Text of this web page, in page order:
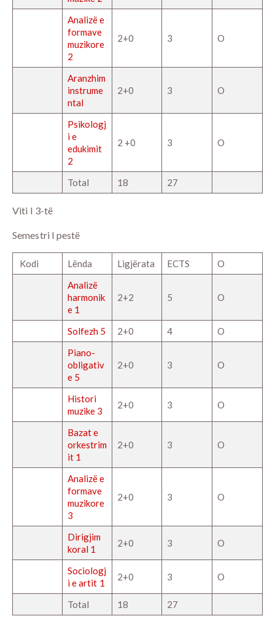
Analizë e
formave
muzikore
2
2+0 3 O
Aranzhim
instrume
ntal
2+0 3 O
Psikologj
i e
edukimit
2
2 +0 3 O
Total 18 27
Viti I 3-të
Semestri I pestë
Kodi Lënda Ligjërata ECTS
O
Analizë
harmonik
e 1
2+2 5 O
Solfezh 5 2+0 4
O
Piano-
obligativ
e 5
2+0 3 O
Histori
muzike 3
2+0 3 O
Bazat e
orkestrim
it 1
2+0 3 O
Analizë e
formave
muzikore
3
2+0 3 O
Dirigjim
koral 1
2+0 3 O
Sociologj
i e artit 1
2+0 3 O
Total 18 27